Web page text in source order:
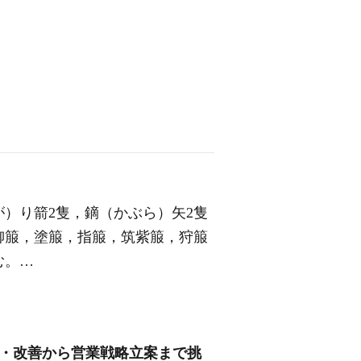
り箭2隻，鏑（かぶら）矢2隻
，塗箙，指箙，筑紫箙，狩箙
。…
改善から営業戦略立案まで挑